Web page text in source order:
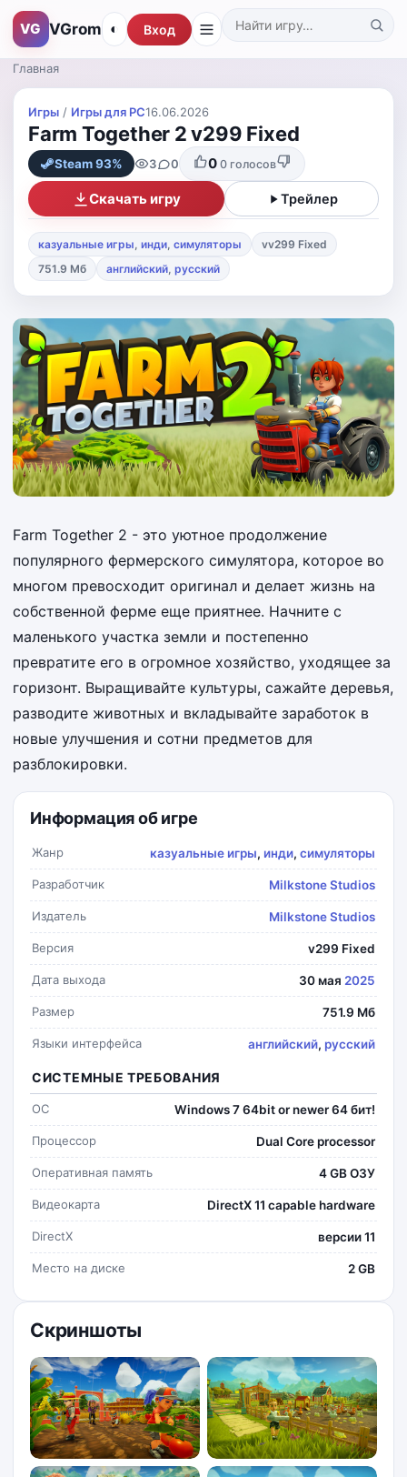
VG VGrom Поиск по каталогу
◐ Вход
Главная
Игры / Игры для PС16.06.2026
Farm Together 2 v299 Fixed
Steam 93% 3 0 0 0 голосов
Скачать игру Трейлер
казуальные игры, инди, симуляторы
vv299 Fixed
751.9 Мб
английский, русский
Farm Together 2 - это уютное продолжение
популярного фермерского симулятора, которое во
многом превосходит оригинал и делает жизнь на
собственной ферме еще приятнее. Начните с
маленького участка земли и постепенно
превратите его в огромное хозяйство, уходящее за
горизонт. Выращивайте культуры, сажайте деревья,
разводите животных и вкладывайте заработок в
новые улучшения и сотни предметов для
разблокировки.
Информация об игре
Жанр казуальные игры, инди, симуляторы
Разработчик Milkstone Studios
Издатель Milkstone Studios
Версия v299 Fixed
Дата выхода 30 мая 2025
Размер 751.9 Мб
Языки интерфейса английский, русский
СИСТЕМНЫЕ ТРЕБОВАНИЯ
ОС Windows 7 64bit or newer 64 бит!
Процессор Dual Core processor
Оперативная память 4 GB ОЗУ
Видеокарта DirectX 11 capable hardware
DirectX версии 11
Место на диске 2 GB
Скриншоты